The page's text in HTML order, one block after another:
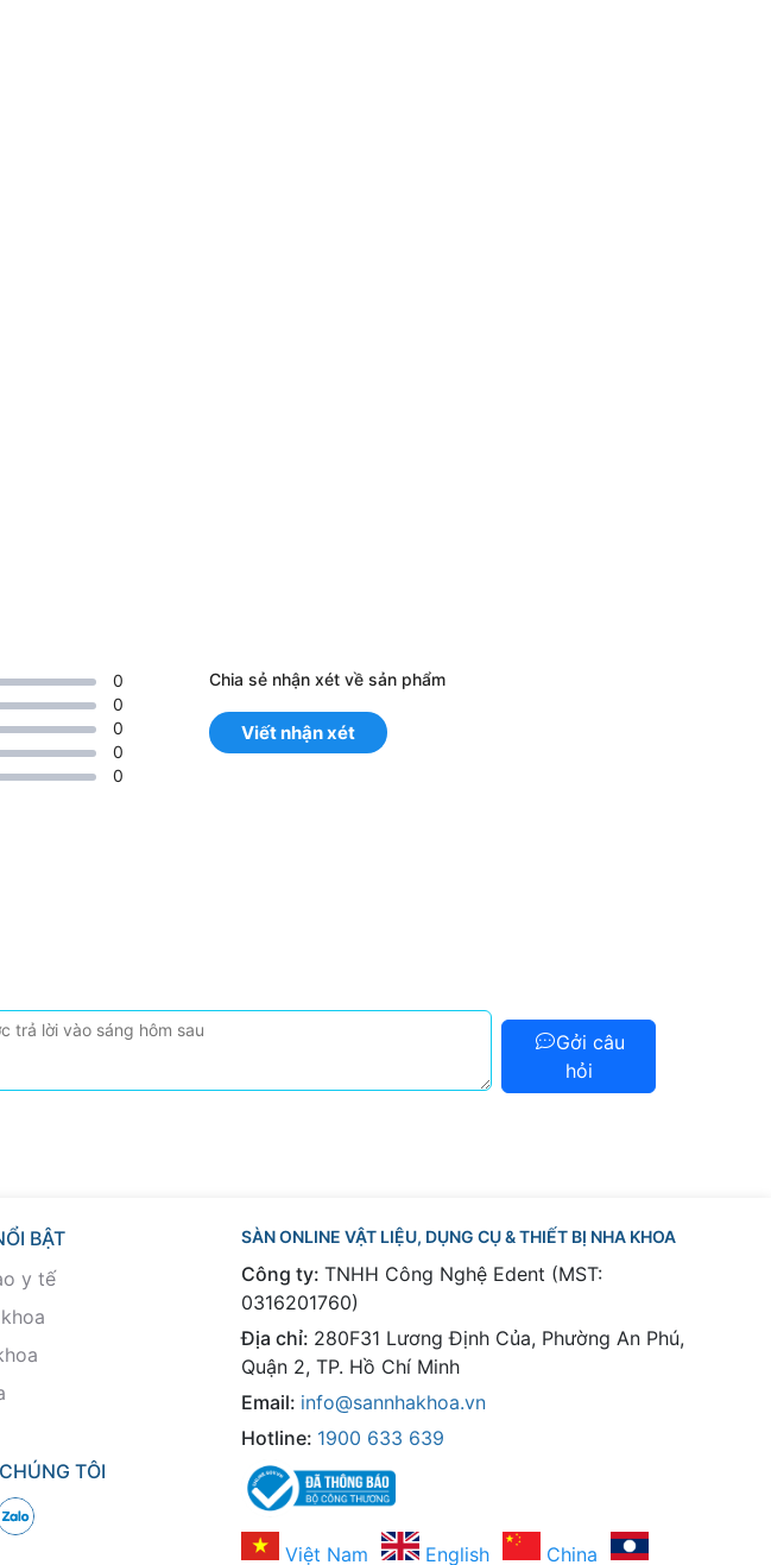
0
0
0
0
0
Chia sẻ nhận xét về sản phẩm
Viết nhận xét
Gởi câu
hỏi
BẬT
y tế
TÔI
SÀN ONLINE VẬT LIỆU, DỤNG CỤ & THIẾT BỊ NHA KHOA
Công ty: TNHH Công Nghệ Edent (MST:
0316201760)
Địa chỉ: 280F31 Lương Định Của, Phường An Phú,
Quận 2, TP. Hồ Chí Minh
Email: info@sannhakhoa.vn
Hotline: 1900 633 639
Việt Nam English China